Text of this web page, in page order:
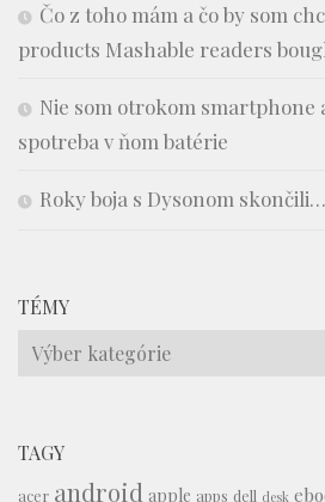
Čo z toho mám a čo by som
products Mashable readers
Nie som otrokom smartphone
spotreba v ňom batérie
Roky boja s Dysonom skončili…
TÉMY
Témy
TAGY
acer android apple apps dell desk